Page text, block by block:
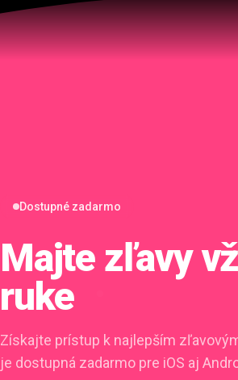
Dostupné zadarmo
Majte zľavy
ruke
Získajte prístup k najlepším
je dostupná zadarmo pre iOS aj